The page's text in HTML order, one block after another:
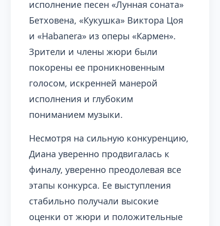
исполнение песен «Лунная соната»
Бетховена, «Кукушка» Виктора Цоя
и «Habanera» из оперы «Кармен».
Зрители и члены жюри были
покорены ее проникновенным
голосом, искренней манерой
исполнения и глубоким
пониманием музыки.
Несмотря на сильную конкуренцию,
Диана уверенно продвигалась к
финалу, уверенно преодолевая все
этапы конкурса. Ее выступления
стабильно получали высокие
оценки от жюри и положительные